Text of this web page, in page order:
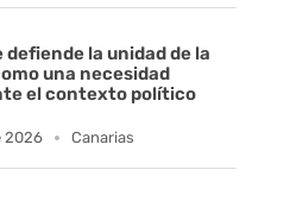
defiende la unidad de la
una necesidad
el contexto político
2026 Canarias